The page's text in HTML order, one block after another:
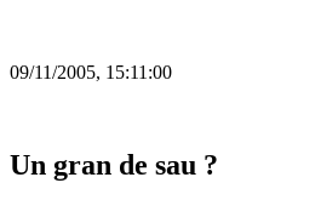
09/11/2005, 15:11:00
Un gran de sau ?